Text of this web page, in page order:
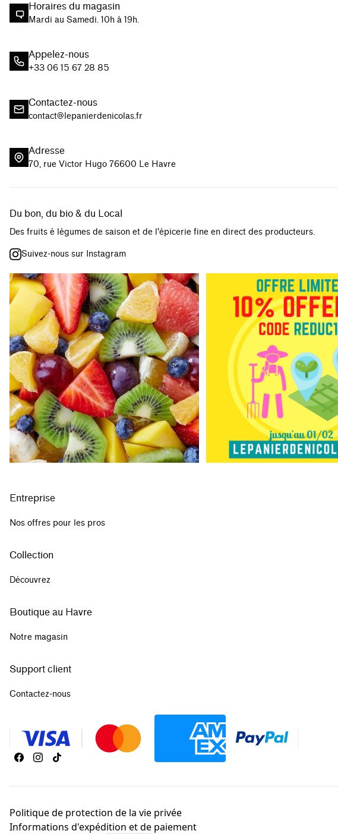
Horaires du magasin
Mardi au Samedi. 10h à 19h.
Appelez-nous
+33 06 15 67 28 85
Contactez-nous
contact@lepanierdenicolas.fr
Adresse
70, rue Victor Hugo 76600 Le Havre
Du bon, du bio & du Local
Des fruits é légumes de saison et de l'épicerie fine en direct des producteurs.
Suivez-nous sur Instagram
Entreprise
Nos offres pour les pros
Collection
Découvrez
Boutique au Havre
Notre magasin
Support client
Contactez-nous
Politique de protection de la vie privée
Informations d'expédition et de paiement